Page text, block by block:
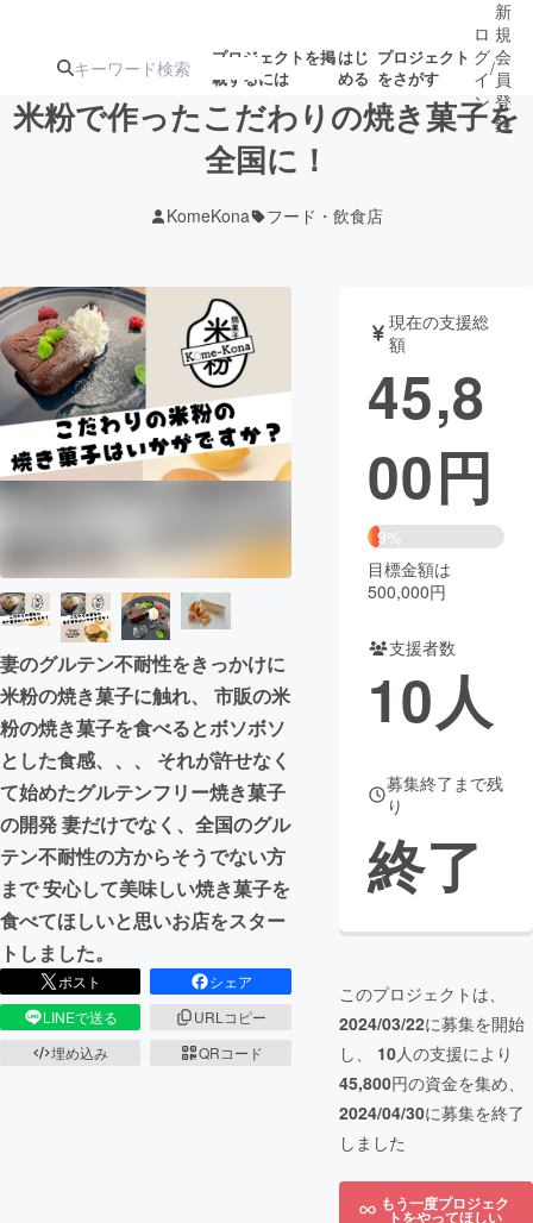
プロジェクトを掲
載するには
はじ
める
プロジェクト
をさがす
ジェクト
募集終了が近いプ
ロジェクト
アート・写真 音楽
テクノロジー・ガジェット ゲーム・
映像・映画 書籍・雑誌
チャレンジ
まちづくり・地域活性化
CAMPFIRE for Social Good
CAMPFIRE Creation
CAMPFIREふるさと納税machi-ya コミュニティ
ロ
グ
イ
ン
/
新
規
会
員
登
録
米粉で作ったこだわりの焼き菓子を
全国に！
KomeKona フード・飲食店
妻のグルテン不耐性をきっかけに
米粉の焼き菓子に触れ、 市販の米
粉の焼き菓子を食べるとボソボソ
とした食感、、、 それが許せなく
て始めたグルテンフリー焼き菓子
の開発 妻だけでなく、全国のグル
テン不耐性の方からそうでない方
まで 安心して美味しい焼き菓子を
食べてほしいと思いお店をスター
トしました。
ポスト
シェア
LINEで送る
URLコピー
埋め込み
QRコード
現在の支援総
額
45,8
00円
9%
目標金額は
500,000円
支援者数
10人
募集終了まで残
り
終了
このプロジェクトは、
2024/03/22に募集を開始
し、 10人の支援により
45,800円の資金を集め、
2024/04/30に募集を終了
しました
もう一度プロジェク
トをやってほしい